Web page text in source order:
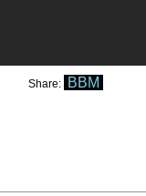
Share: BBM